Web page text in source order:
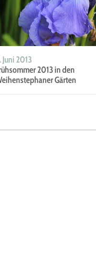
Juni 2013
2013 in den
Gärten